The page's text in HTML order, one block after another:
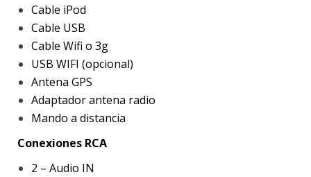
Cable iPod
Cable USB
Cable Wifi o 3g
USB WIFI (opcional)
Antena GPS
Adaptador antena radio
Mando a distancia
Conexiones RCA
2 – Audio IN